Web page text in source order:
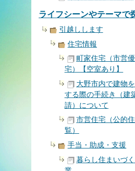
ライフシーンやテーマで
引越しします
住宅情報
町家住宅（市営
宅）【空室あり】
大野市内で建物
する際の手続き（建
請）について
市営住宅（公的
覧）
手当・助成・支援
暮らし住まいづ